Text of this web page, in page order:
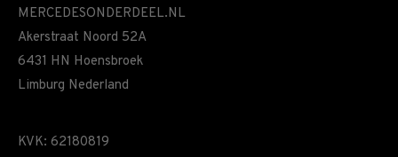
MERCEDESONDERDEEL.NL
Akerstraat Noord 52A
6431 HN Hoensbroek
Limburg Nederland
KVK: 62180819